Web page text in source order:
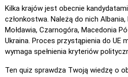
Kliknij (trudno): Jak „Kliknij”, ale
wracają do pierwotnego koloru.
Kliknij (bez granic): Jak „Kliknij”,
granic, co zwiększa poziom
Kliknij (flagi)
: Jak „Kliknij”, ale
bez nazw.
Kilka krajów jest obecnie
członkostwa. Należą do nich
Mołdawia, Czarnogóra, Macedonia
Ukraina. Proces przystąpienia do UE
wymaga spełnienia kryteriów
Ten quiz sprawdza Twoją wiedzę o